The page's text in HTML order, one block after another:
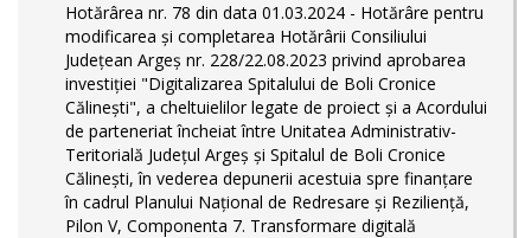
Hotărârea nr. 78 din data 01.03.2024 - Hotărâre pentru
modificarea și completarea Hotărârii Consiliului
Județean Argeș nr. 228/22.08.2023 privind aprobarea
investiției "Digitalizarea Spitalului de Boli Cronice
Călinești", a cheltuielilor legate de proiect și a Acordului
de parteneriat încheiat între Unitatea Administrativ-
Teritorială Județul Argeș și Spitalul de Boli Cronice
Călinești, în vederea depunerii acestuia spre finanțare
în cadrul Planului Național de Redresare și Reziliență,
Pilon V, Componenta 7. Transformare digitală